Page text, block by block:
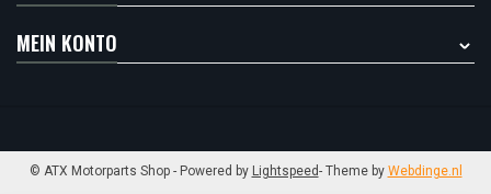
MEIN KONTO
© ATX Motorparts Shop - Powered by Lightspeed- Theme by Webdinge.nl